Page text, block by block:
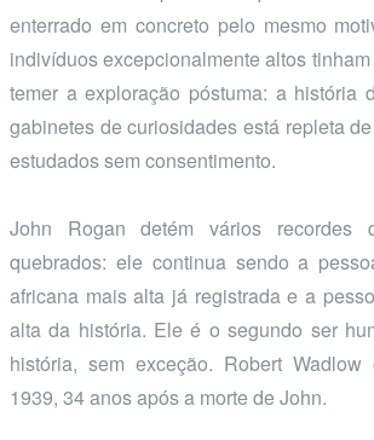
enterrado em concreto pelo mesmo
indivíduos excepcionalmente altos
temer a exploração póstuma: a história
gabinetes de curiosidades está repleta
estudados sem consentimento.
John Rogan detém vários recordes
quebrados: ele continua sendo a
africana mais alta já registrada e a
alta da história. Ele é o segundo ser
história, sem exceção. Robert
1939, 34 anos após a morte de John.